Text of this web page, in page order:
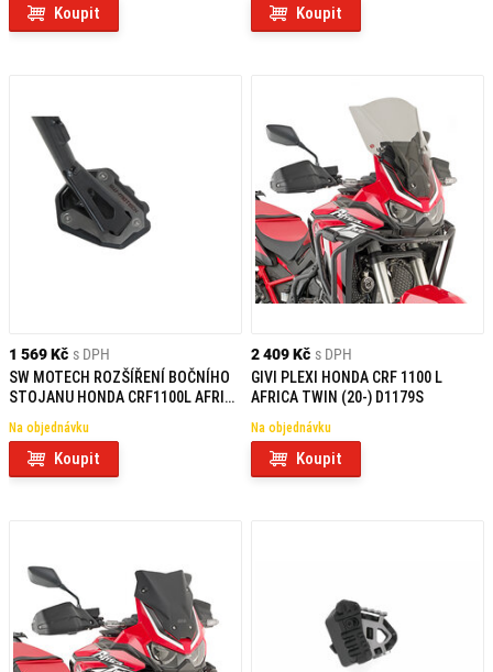
Koupit Koupit
1 569 Kč s DPH
SW MOTECH ROZŠÍŘENÍ BOČNÍHO
STOJANU HONDA CRF1100L AFRICA
Na objednávku
Koupit
2 409 Kč s DPH
GIVI PLEXI HONDA CRF 1100 L
AFRICA TWIN (20-) D1179S
Na objednávku
Koupit